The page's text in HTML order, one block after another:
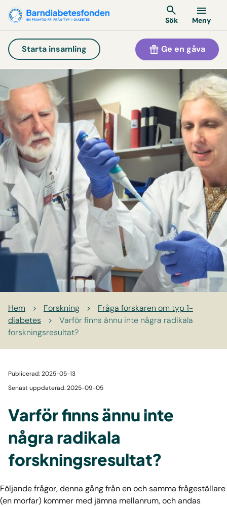
Sök Meny
Starta insamling Ge en gåva
Hem > Forskning >
Fråga forskaren om typ 1-
diabetes
>
Varför finns ännu inte några radikala
forskningsresultat?
Publicerad: 2025-05-13
Senast uppdaterad: 2025-09-05
Varför finns ännu inte
några radikala
forskningsresultat?
Följande frågor, denna gång från en och samma frågeställare
(en morfar) kommer med jämna mellanrum, och andas